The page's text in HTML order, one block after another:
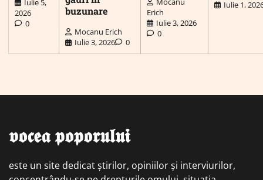
Iulie 5,
2026
0
buzunare
Mocanu Erich
Iulie 3, 2026
0
Erich
Iulie 3, 2026
0
Iulie 1,
𝖛𝖔𝖈𝖊𝖆 𝖕𝖔𝖕𝖔𝖗𝖚𝖑𝖚𝖎
este un site dedicat știrilor, opiniilor și interviurilor,